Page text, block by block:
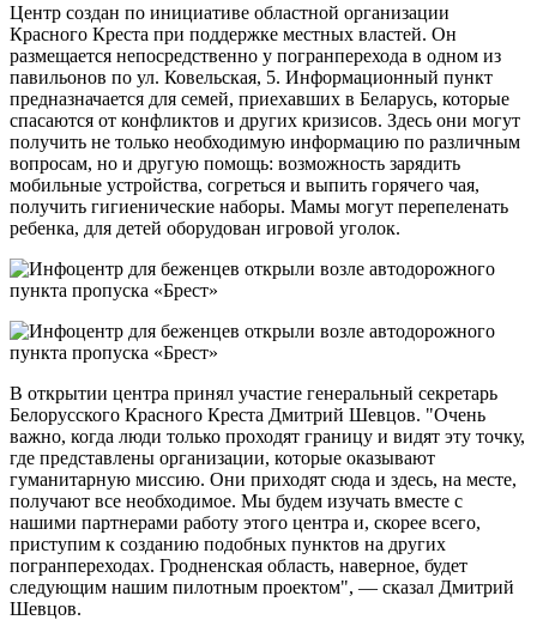
Центр создан по инициативе областной организации
Красного Креста при поддержке местных властей. Он
размещается непосредственно у погранперехода в одном из
павильонов по ул. Ковельская, 5. Информационный пункт
предназначается для семей, приехавших в Беларусь, которые
спасаются от конфликтов и других кризисов. Здесь они могут
получить не только необходимую информацию по различным
вопросам, но и другую помощь: возможность зарядить
мобильные устройства, согреться и выпить горячего чая,
получить гигиенические наборы. Мамы могут перепеленать
ребенка, для детей оборудован игровой уголок.
В открытии центра принял участие генеральный секретарь
Белорусского Красного Креста Дмитрий Шевцов. "Очень
важно, когда люди только проходят границу и видят эту точку,
где представлены организации, которые оказывают
гуманитарную миссию. Они приходят сюда и здесь, на месте,
получают все необходимое. Мы будем изучать вместе с
нашими партнерами работу этого центра и, скорее всего,
приступим к созданию подобных пунктов на других
погранпереходах. Гродненская область, наверное, будет
следующим нашим пилотным проектом", — сказал Дмитрий
Шевцов.